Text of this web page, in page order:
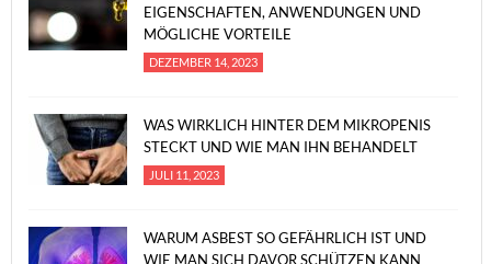
EIGENSCHAFTEN, ANWENDUNGEN UND
MÖGLICHE VORTEILE
DEZEMBER 14, 2023
WAS WIRKLICH HINTER DEM MIKROPENIS
STECKT UND WIE MAN IHN BEHANDELT
JULI 11, 2023
WARUM ASBEST SO GEFÄHRLICH IST UND
WIE MAN SICH DAVOR SCHÜTZEN KANN